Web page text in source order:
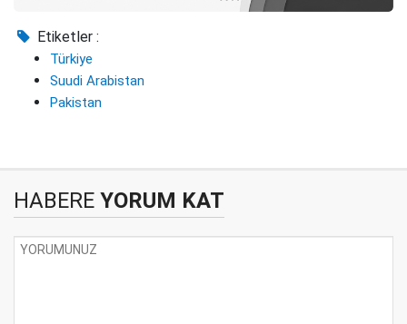
Etiketler :
Türkiye
Suudi Arabistan
Pakistan
HABERE YORUM KAT